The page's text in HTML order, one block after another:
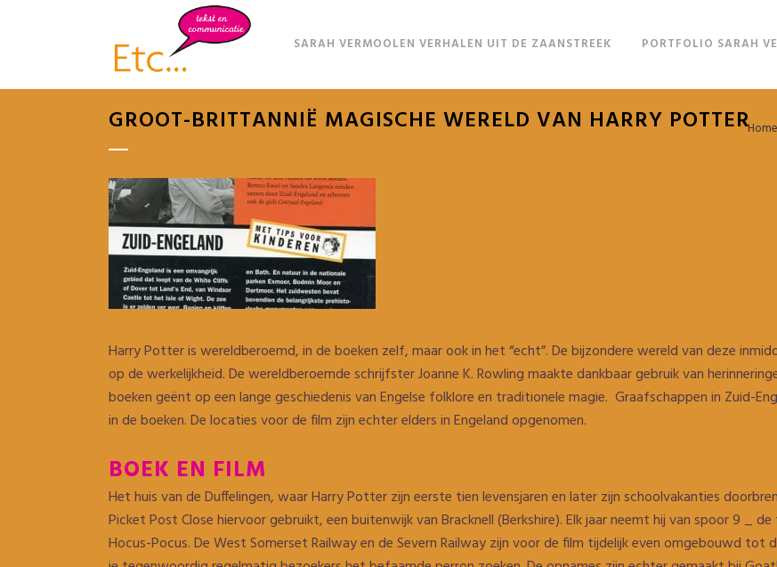
SARAH VERMOOLEN VERHALEN UIT DE ZAANSTREEK PORTFOLIO SARAH
GROOT-BRITTANNIË MAGISCHE WERELD VAN HARRY POTTERHome
Harry Potter is wereldberoemd, in de boeken zelf, maar ook in het “echt”. De bijzondere wereld van deze
op de werkelijkheid. De wereldberoemde schrijfster Joanne K. Rowling maakte dankbaar gebruik van
boeken geënt op een lange geschiedenis van Engelse folklore en traditionele magie. Graafschappen in Zuid-
in de boeken. De locaties voor de film zijn echter elders in Engeland opgenomen.
BOEK EN FILM
Het huis van de Duffelingen, waar Harry Potter zijn eerste tien levensjaren en later zijn schoolvakanties
Picket Post Close hiervoor gebruikt, een buitenwijk van Bracknell (Berkshire). Elk jaar neemt hij van spoor 9 _
Hocus-Pocus. De West Somerset Railway en de Severn Railway zijn voor de film tijdelijk even omgebouwd tot